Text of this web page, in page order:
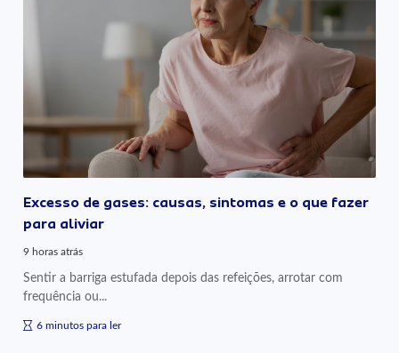
Excesso de gases: causas, sintomas e o que fazer
para aliviar
9 horas atrás
Sentir a barriga estufada depois das refeições, arrotar com
frequência ou...
6 minutos para ler